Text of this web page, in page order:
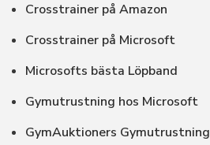
Crosstrainer på Amazon
Crosstrainer på Microsoft
Microsofts bästa Löpband
Gymutrustning hos Microsoft
GymAuktioners Gymutrustning